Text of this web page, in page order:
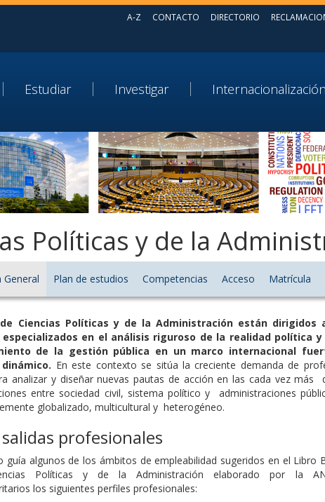
A-Z CONTACTO DIRECTORIO
Estudiar Investigar Internacionalización
Políticas y de la
Plan de estudios Competencias Acceso Matrícula
Ciencias Políticas y de la Administración están dirigidos
en el análisis riguroso de la realidad política
de la gestión pública en un marco internacional
En este contexto se sitúa la creciente demanda de
analizar y diseñar nuevas pautas de acción en las cada vez más
entre sociedad civil, sistema político y administraciones
globalizado, multicultural y heterogéneo.
profesionales
guía algunos de los ámbitos de empleabilidad sugeridos en el Libro
Políticas y de la Administración elaborado por la
los siguientes perfiles profesionales: